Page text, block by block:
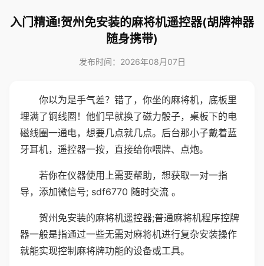
入门精通!贺州免安装的麻将机遥控器(胡牌神器
随身携带)
发布时间：2026年08月07日
你以为是手气差？错了，你坐的麻将机，底板里
埋满了铜线圈！他们早就换了磁力骰子，桌板下的电
磁线圈一通电，想要几点就几点。后台那小子戴着蓝
牙耳机，遥控器一按，直接给你喂牌、点炮。
若你在仪器使用上需要帮助，想获取一对一指
导，添加微信号; sdf6770 随时交流 。
贺州免安装的麻将机遥控器;普通麻将机程序控牌
器一般是指通过一些无需对麻将机进行复杂安装操作
就能实现控制麻将牌功能的设备或工具。